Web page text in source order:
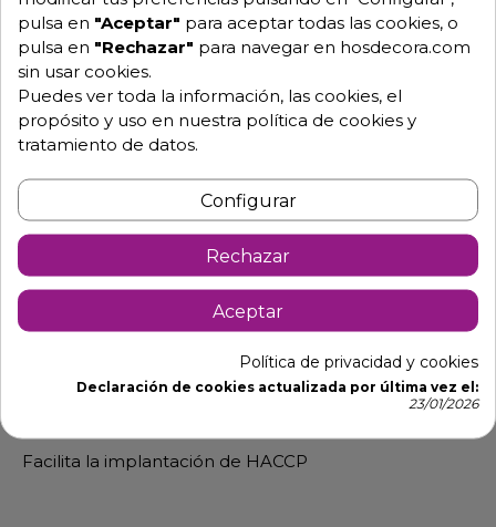
pizzas
Dimensiones: 36.5 x 37 x largo 187.5 cm.
Fabricado en acero inoxidable.
Forma de pala cuadrada.
Apto para uso alimentario.
Ligera y resistente.
Superficie lisa.
Para su limpieza emplee únicamente detergentes
neutros.
No raspe con estropajos, espátulas, cuchillas u
objetos cortantes o punzantes.
Facilita la implantación de HACCP
pulsa en "Aceptar" para aceptar todas las cookies, o
pulsa en "Rechazar" para navegar en hosdecora.com
sin usar cookies.
Puedes ver toda la información, las cookies, el
propósito y uso en nuestra política de cookies y
tratamiento de datos.
Configurar
Rechazar
Aceptar
Política de privacidad y cookies
Declaración de cookies actualizada por última vez el:
23/01/2026